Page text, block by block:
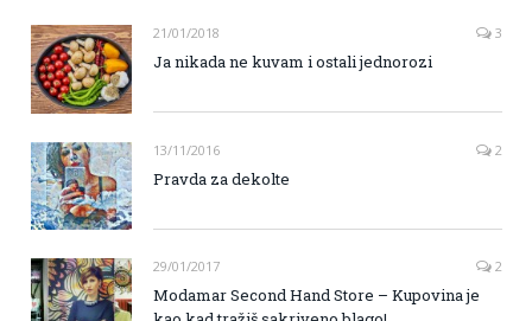
21/01/2018 3
Ja nikada ne kuvam i ostali jednorozi
13/11/2016 2
Pravda za dekolte
29/01/2017 2
Modamar Second Hand Store – Kupovina je